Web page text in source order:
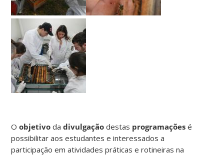
Oobjetivo dadivulgação destas programações é
possibilitar aos estudantes e interessados a
participação em atividades práticas e rotineiras na